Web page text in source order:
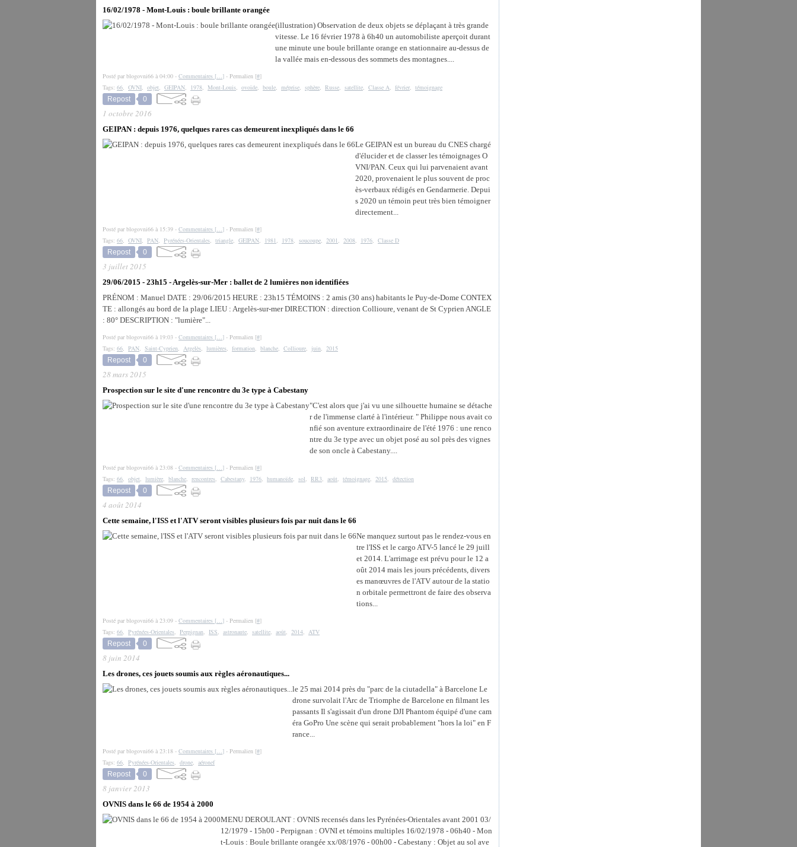
16/02/1978 - Mont-Louis : boule brillante orangée
(illustration) Observation de deux objets se déplaçant à très grande
vitesse. Le 16 février 1978 à 6h40 un automobiliste aperçoit durant
une minute une boule brillante orange en stationnaire au-dessus de
la vallée mais en-dessous des sommets des montagnes....
Posté par blogovni66 à 04:00 - Commentaires […] - Permalien [#]
Tags: 66, OVNI, objet, GEIPAN, 1978, Mont-Louis, ovoïde, boule, méprise, sphère, Russe, satellite, Classe A, février, témoignage
Repost
0
1 octobre 2016
GEIPAN : depuis 1976, quelques rares cas demeurent inexpliqués dans le 66
Le GEIPAN est un bureau du CNES chargé
d'élucider et de classer les témoignages O
VNI/PAN. Ceux qui lui parvenaient avant
2020, provenaient le plus souvent de proc
ès-verbaux rédigés en Gendarmerie. Depui
s 2020 un témoin peut très bien témoigner
directement...
Posté par blogovni66 à 15:39 - Commentaires […] - Permalien [#]
Tags: 66, OVNI, PAN, Pyrénées-Orientales, triangle, GEIPAN, 1981, 1978, soucoupe, 2001, 2008, 1976, Classe D
Repost
0
3 juillet 2015
29/06/2015 - 23h15 - Argelès-sur-Mer : ballet de 2 lumières non identifiées
PRÉNOM : Manuel DATE : 29/06/2015 HEURE : 23h15 TÉMOINS : 2 amis (30 ans) habitants le Puy-de-Dome CONTEX
TE : allongés au bord de la plage LIEU : Argelès-sur-mer DIRECTION : direction Collioure, venant de St Cyprien ANGLE
: 80° DESCRIPTION : "lumière"...
Posté par blogovni66 à 19:03 - Commentaires […] - Permalien [#]
Tags: 66, PAN, Saint-Cyprien, Argelès, lumières, formation, blanche, Collioure, juin, 2015
Repost
0
28 mars 2015
Prospection sur le site d'une rencontre du 3e type à Cabestany
"C'est alors que j'ai vu une silhouette humaine se détache
r de l'immense clarté à l'intérieur. " Philippe nous avait co
nfié son aventure extraordinaire de l'été 1976 : une renco
ntre du 3e type avec un objet posé au sol près des vignes
de son oncle à Cabestany....
Posté par blogovni66 à 23:08 - Commentaires […] - Permalien [#]
Tags: 66, objet, lumière, blanche, rencontres, Cabestany, 1976, humanoïde, sol, RR3, août, témoignage, 2015, détection
Repost
0
4 août 2014
Cette semaine, l'ISS et l'ATV seront visibles plusieurs fois par nuit dans le 66
Ne manquez surtout pas le rendez-vous en
tre l'ISS et le cargo ATV-5 lancé le 29 juill
et 2014. L'arrimage est prévu pour le 12 a
oût 2014 mais les jours précédents, divers
es manœuvres de l'ATV autour de la statio
n orbitale permettront de faire des observa
tions...
Posté par blogovni66 à 23:09 - Commentaires […] - Permalien [#]
Tags: 66, Pyrénées-Orientales, Perpignan, ISS, astronaute, satellite, août, 2014, ATV
Repost
0
8 juin 2014
Les drones, ces jouets soumis aux règles aéronautiques...
le 25 mai 2014 près du "parc de la ciutadella" à Barcelone Le
drone survolait l'Arc de Triomphe de Barcelone en filmant les
passants Il s'agissait d'un drone DJI Phantom équipé d'une cam
éra GoPro Une scène qui serait probablement "hors la loi" en F
rance...
Posté par blogovni66 à 23:18 - Commentaires […] - Permalien [#]
Tags: 66, Pyrénées-Orientales, drone, aéronef
Repost
0
8 janvier 2013
OVNIS dans le 66 de 1954 à 2000
MENU DEROULANT : OVNIS recensés dans les Pyrénées-Orientales avant 2001 03/
12/1979 - 15h00 - Perpignan : OVNI et témoins multiples 16/02/1978 - 06h40 - Mon
t-Louis : Boule brillante orangée xx/08/1976 - 00h00 - Cabestany : Objet au sol ave